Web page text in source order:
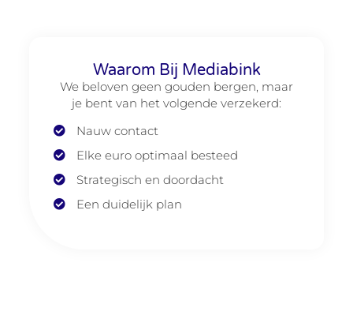
Waarom Bij Mediabink
We beloven geen gouden bergen, maar
je bent van het volgende verzekerd:
Nauw contact
Elke euro optimaal besteed
Strategisch en doordacht
Een duidelijk plan